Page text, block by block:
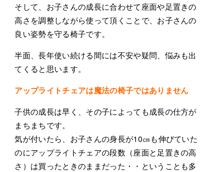
そして、お子さんの成長に合わせて座面や足置きの
高さを調整しながら使って頂くことで、お子さんの
良い姿勢を守る椅子です。
半面、長年使い続ける間には不安や疑問、悩みも出
てくると思います。
アップライトチェアは魔法の椅子ではありません
子供の成長は早く、その子によっても成長の仕方が
まちまちです。
気が付いたら、お子さんの身長が10㎝も伸びていた
のにアップライトチェアの段数（座面と足置きの高
さ）は買ったときのままだった・・ということも多